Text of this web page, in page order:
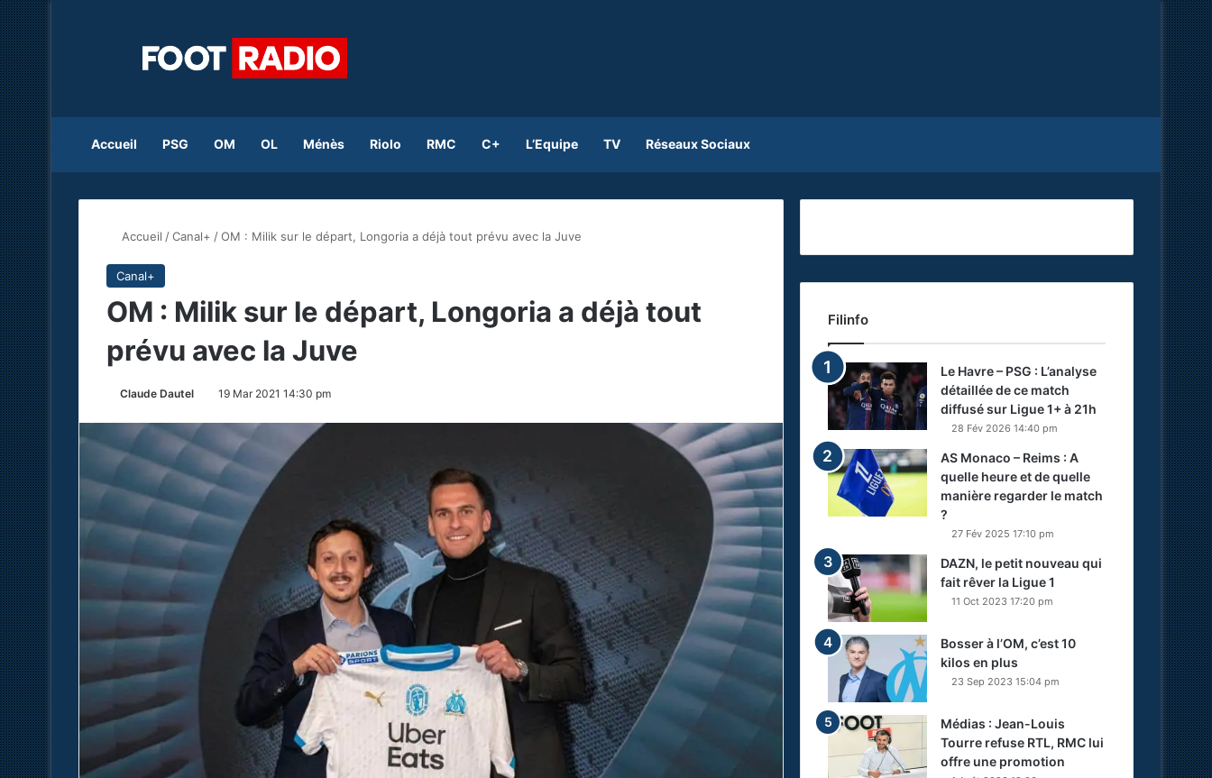
Accueil PSG OM OL Ménès Riolo RMC C+ L’Equipe TV Réseaux Sociaux
Accueil /Canal+ /OM : Milik sur le départ, Longoria a déjà tout prévu avec la Juve
Canal+
OM : Milik sur le départ, Longoria a déjà tout
prévu avec la Juve
Claude Dautel 19 Mar 2021 14:30 pm
Filinfo
Le Havre – PSG : L’analyse
détaillée de ce match
diffusé sur Ligue 1+ à 21h
28 Fév 2026 14:40 pm
AS Monaco – Reims : A
quelle heure et de quelle
manière regarder le match
?
27 Fév 2025 17:10 pm
DAZN, le petit nouveau qui
fait rêver la Ligue 1
11 Oct 2023 17:20 pm
Bosser à l’OM, c’est 10
kilos en plus
23 Sep 2023 15:04 pm
Médias : Jean-Louis
Tourre refuse RTL, RMC lui
offre une promotion